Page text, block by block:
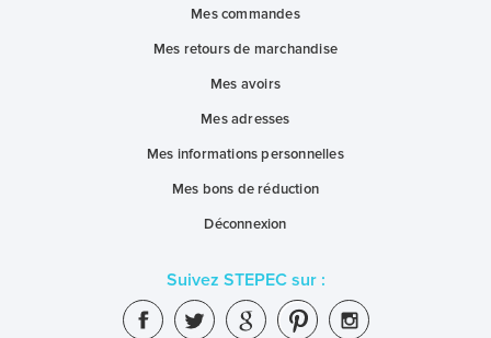
Mes commandes
Mes retours de marchandise
Mes avoirs
Mes adresses
Mes informations personnelles
Mes bons de réduction
Déconnexion
Suivez STEPEC sur :